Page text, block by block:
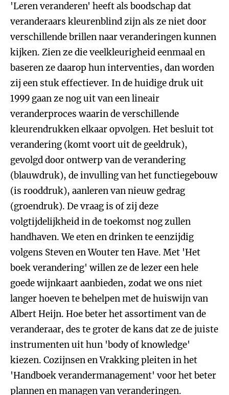
'Leren veranderen' heeft als boodschap dat
veranderaars kleurenblind zijn als ze niet door
verschillende brillen naar veranderingen kunnen
kijken. Zien ze die veelkleurigheid eenmaal en
baseren ze daarop hun interventies, dan worden
zij een stuk effectiever. In de huidige druk uit
1999 gaan ze nog uit van een lineair
veranderproces waarin de verschillende
kleurendrukken elkaar opvolgen. Het besluit tot
verandering (komt voort uit de geeldruk),
gevolgd door ontwerp van de verandering
(blauwdruk), de invulling van het functiegebouw
(is rooddruk), aanleren van nieuw gedrag
(groendruk). De vraag is of zij deze
volgtijdelijkheid in de toekomst nog zullen
handhaven. We eten en drinken te eenzijdig
volgens Steven en Wouter ten Have. Met 'Het
boek verandering' willen ze de lezer een hele
goede wijnkaart aanbieden, zodat we ons niet
langer hoeven te behelpen met de huiswijn van
Albert Heijn. Hoe beter het assortiment van de
veranderaar, des te groter de kans dat ze de juiste
instrumenten uit hun 'body of knowledge'
kiezen. Cozijnsen en Vrakking pleiten in het
'Handboek verandermanagement' voor het beter
plannen en managen van veranderingen.